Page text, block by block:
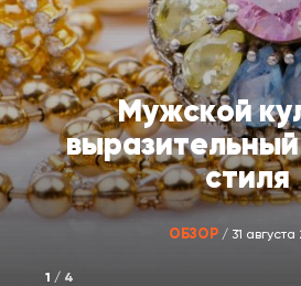
Мужской
стиля
ОБЗОР / 31 августа
1 / 4